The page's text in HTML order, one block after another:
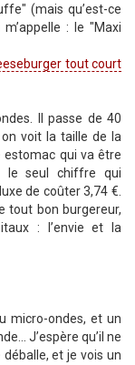
(mais qu’est-ce
: le "Maxi
tout court
Il passe de 40
voit la taille de la
estomac qui va être
le seul chiffre qui
de coûter 3,74 €.
tout bon burgereur,
: l’envie et la
micro-ondes, et un
J’espère qu’il ne
et je vois un